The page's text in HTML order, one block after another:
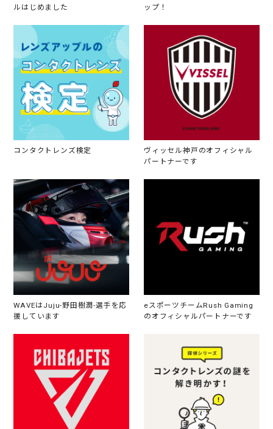
ルはじめました
ップ！
コンタクトレンズ検定
ヴィッセル神戸のオフィシャル
パートナーです
WAVEはJuju-野田樹潤-選手を応
援しています
eスポーツチームRush Gaming
のオフィシャルパートナーです